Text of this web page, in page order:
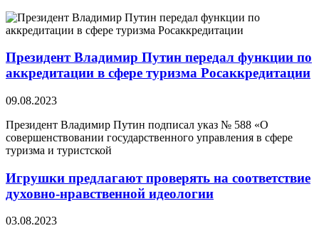
Президент Владимир Путин передал функции по
аккредитации в сфере туризма Росаккредитации
09.08.2023
Президент Владимир Путин подписал указ № 588 «О
совершенствовании государственного управления в сфере
туризма и туристской
Игрушки предлагают проверять на соответствие
духовно-нравственной идеологии
03.08.2023